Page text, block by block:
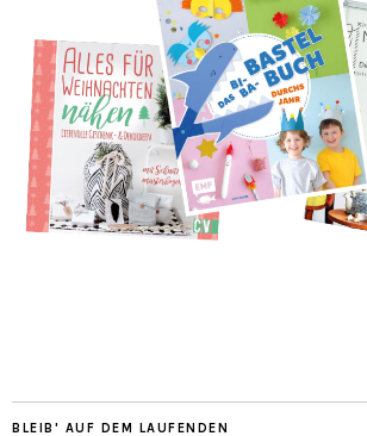
BLEIB' AUF DEM LAUFENDEN